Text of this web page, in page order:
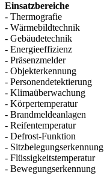
Einsatzbereiche
- Thermografie
- Wärmebildtechnik
- Gebäudetechnik
- Energieeffizienz
- Präsenzmelder
- Objekterkennung
- Personendetektierung
- Klimaüberwachung
- Körpertemperatur
- Brandmeldeanlagen
- Reifentemperatur
- Defrost-Funktion
- Sitzbelegungserkennung
- Flüssigkeitstemperatur
- Bewegungserkennung